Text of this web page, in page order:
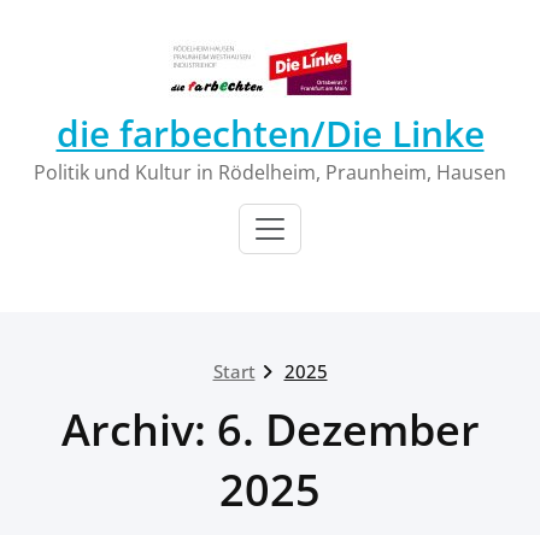
die farbechten/Die Linke
Politik und Kultur in Rödelheim, Praunheim, Hausen
Start 2025
Archiv: 6. Dezember
2025